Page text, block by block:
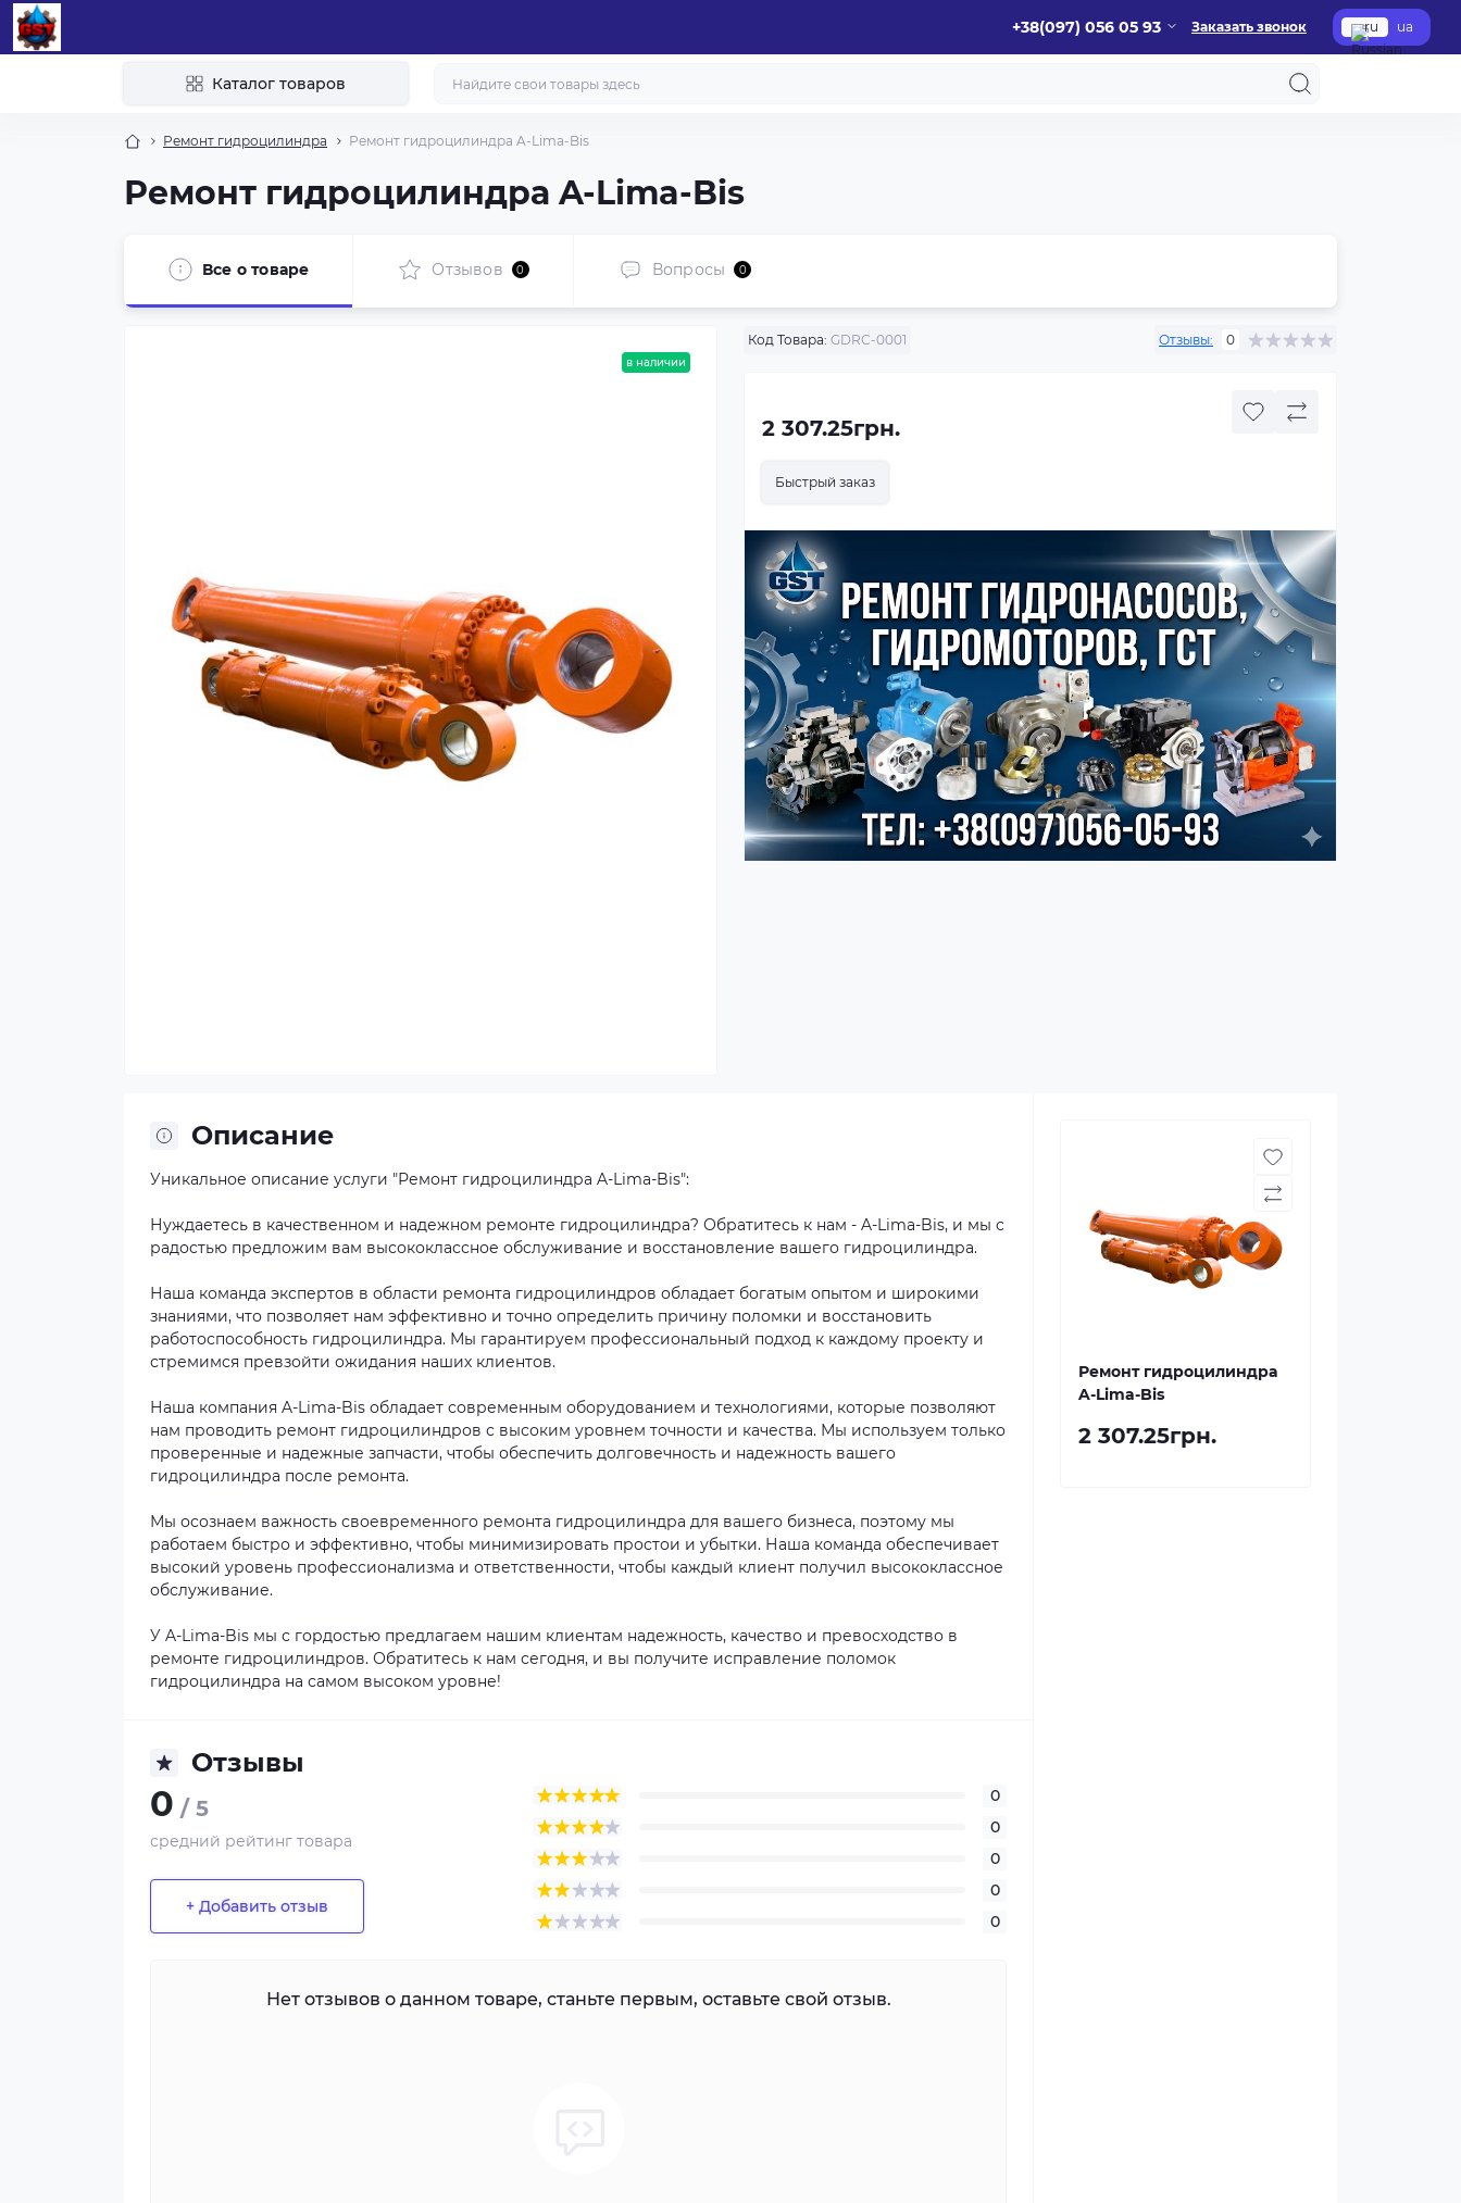
+38(097) 056 05 93 Заказать звонок ru ua
Каталог товаров
Ремонт гидроцилиндра Ремонт гидроцилиндра A-Lima-Bis
Ремонт гидроцилиндра A-Lima-Bis
Все о товаре Отзывов 0 Вопросы 0
в наличии
Код Товара: GDRC-0001 Отзывы: 0
2 307.25грн.
Быстрый заказ
Описание
Уникальное описание услуги "Ремонт гидроцилиндра A-Lima-Bis":
Нуждаетесь в качественном и надежном ремонте гидроцилиндра? Обратитесь к нам - A-Lima-Bis, и мы с
радостью предложим вам высококлассное обслуживание и восстановление вашего гидроцилиндра.
Наша команда экспертов в области ремонта гидроцилиндров обладает богатым опытом и широкими
знаниями, что позволяет нам эффективно и точно определить причину поломки и восстановить
работоспособность гидроцилиндра. Мы гарантируем профессиональный подход к каждому проекту и
стремимся превзойти ожидания наших клиентов.
Наша компания A-Lima-Bis обладает современным оборудованием и технологиями, которые позволяют
нам проводить ремонт гидроцилиндров с высоким уровнем точности и качества. Мы используем только
проверенные и надежные запчасти, чтобы обеспечить долговечность и надежность вашего
гидроцилиндра после ремонта.
Мы осознаем важность своевременного ремонта гидроцилиндра для вашего бизнеса, поэтому мы
работаем быстро и эффективно, чтобы минимизировать простои и убытки. Наша команда обеспечивает
высокий уровень профессионализма и ответственности, чтобы каждый клиент получил высококлассное
обслуживание.
У A-Lima-Bis мы с гордостью предлагаем нашим клиентам надежность, качество и превосходство в
ремонте гидроцилиндров. Обратитесь к нам сегодня, и вы получите исправление поломок
гидроцилиндра на самом высоком уровне!
Отзывы
0 / 5
средний рейтинг товара
+ Добавить отзыв
0
0
0
0
0
Нет отзывов о данном товаре, станьте первым, оставьте свой отзыв.
Ремонт гидроцилиндра
A-Lima-Bis
2 307.25грн.